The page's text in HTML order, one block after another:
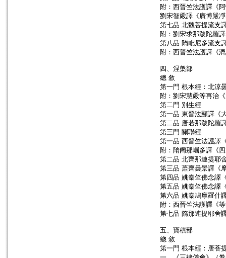
附：西晉竺法護譯《
劉宋智嚴譯《廣博嚴
第七品 北魏菩提流支
附：劉宋求那跋陀羅
第八品 隋毗尼多流支
附：西晉竺法護譯《
四、涅槃部
總 敘
第一門 根本經：北涼
附：劉宋慧嚴等再治
第二門 別生經
第一品 東晉法顯譯《
第二品 唐若那跋陀羅
第三門 關聯經
第一品 西晉竺法護譯
附：隋阇那崛多譯《
第二品 北齊那連提耶
第三品 蕭齊曇景譯《
第四品 姚秦竺佛念譯
第五品 姚秦竺佛念譯
第六品 姚秦鳩摩羅什
附：西晉竺法護譯《
第七品 隋那連提耶舍
五、寶積部
總 敘
第一門 根本經：唐菩